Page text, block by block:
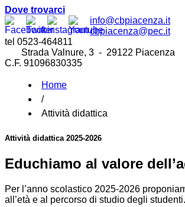
Dove trovarci
info@cbpiacenza.it
cbpiacenza@pec.it
tel 0523-464811
Strada Valnure, 3 - 29122 Piacenza
C.F. 91096830335
Home
/
Attività didattica
Attività didattica 2025-2026
Educhiamo al valore
Per l’anno scolastico 2025-2026
all’età e al percorso di studio degli studenti.